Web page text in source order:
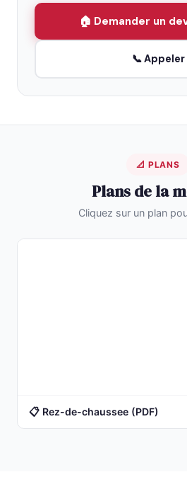
🏠 Demander un
📞 Appeler
📐 PLANS
Plans de la
Cliquez sur un plan
📋 Rez-de-chaussee (PDF)